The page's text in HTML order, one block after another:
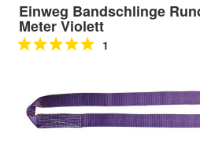
Einweg Bandschlinge
Meter Violett
1